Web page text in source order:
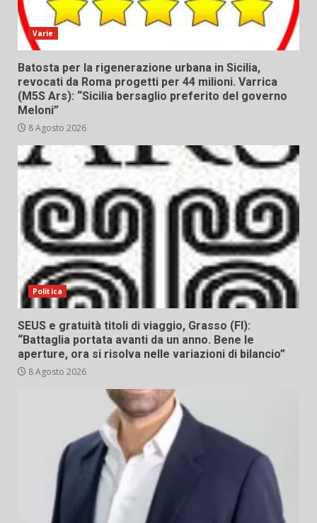
Varie
Batosta per la rigenerazione urbana in Sicilia,
revocati da Roma progetti per 44 milioni. Varrica
(M5S Ars): “Sicilia bersaglio preferito del governo
Meloni”
8 Agosto 2026
Politica
SEUS e gratuità titoli di viaggio, Grasso (FI):
“Battaglia portata avanti da un anno. Bene le
aperture, ora si risolva nelle variazioni di bilancio”
8 Agosto 2026